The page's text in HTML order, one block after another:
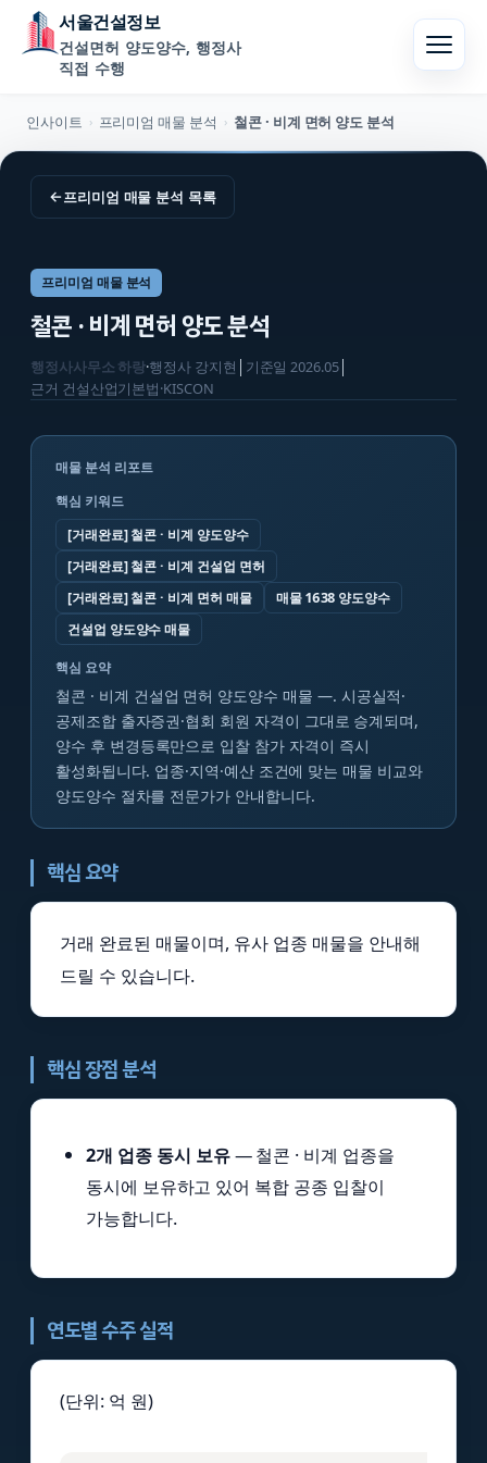
서울건설정보
건설면허 양도양수, 행정사
직접 수행
인사이트 › 프리미엄 매물 분석 › 철콘 · 비계 면허 양도 분석
←프리미엄 매물 분석 목록
프리미엄 매물 분석
철콘 · 비계 면허 양도 분석
행정사사무소 하랑·행정사 강지현 기준일2026.05│
근거 건설산업기본법·KISCON
매물 분석 리포트
핵심 키워드
[거래완료] 철콘 · 비계 양도양수
[거래완료] 철콘 · 비계 건설업 면허
[거래완료] 철콘 · 비계 면허 매물
매물 1638 양도양수
건설업 양도양수 매물
핵심 요약
철콘 · 비계 건설업 면허 양도양수 매물 —. 시공실적·
공제조합 출자증권·협회 회원 자격이 그대로 승계되며,
양수 후 변경등록만으로 입찰 참가 자격이 즉시
활성화됩니다. 업종·지역·예산 조건에 맞는 매물 비교와
양도양수 절차를 전문가가 안내합니다.
핵심 요약
거래 완료된 매물이며, 유사 업종 매물을 안내해
드릴 수 있습니다.
핵심 장점 분석
2개 업종 동시 보유— 철콘 · 비계 업종을
동시에 보유하고 있어 복합 공종 입찰이
가능합니다.
연도별 수주 실적
(단위: 억 원)